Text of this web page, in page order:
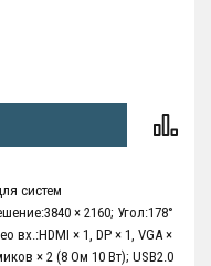
систем
× 2160; Угол:178°
вх.:HDMI × 1, DP × 1, VGA ×
× 2 (8 Ом 10 Вт); USB2.0